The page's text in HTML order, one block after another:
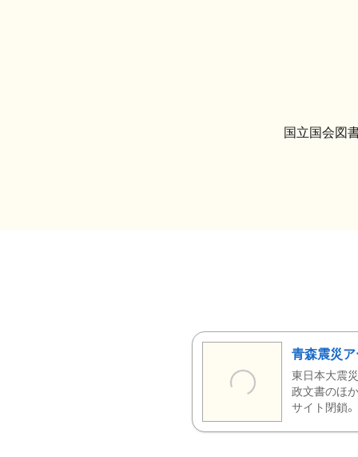
国立国会図
青森震災ア
東日本大震
政文書のほ
サイト閉鎖。